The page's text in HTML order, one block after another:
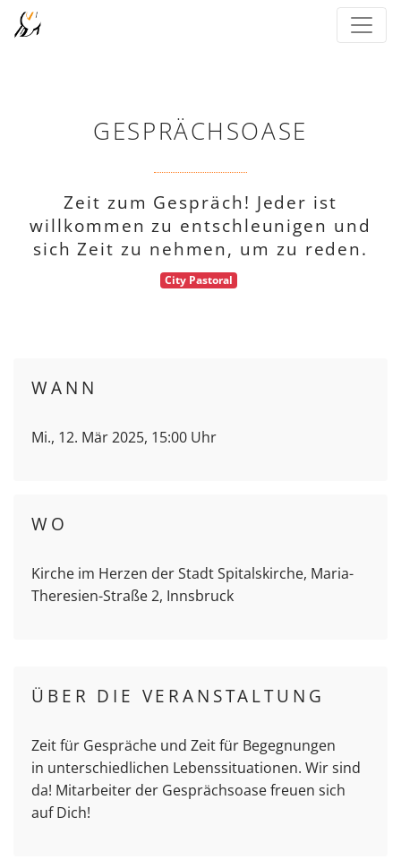
GESPRÄCHSOASE
Zeit zum Gespräch! Jeder ist
willkommen zu entschleunigen und
sich Zeit zu nehmen, um zu reden.
City Pastoral
WANN
Mi., 12. Mär 2025, 15:00 Uhr
WO
Kirche im Herzen der Stadt Spitalskirche, Maria-
Theresien-Straße 2, Innsbruck
ÜBER DIE VERANSTALTUNG
Zeit für Gespräche und Zeit für Begegnungen
in unterschiedlichen Lebenssituationen. Wir sind
da! Mitarbeiter der Gesprächsoase freuen sich
auf Dich!